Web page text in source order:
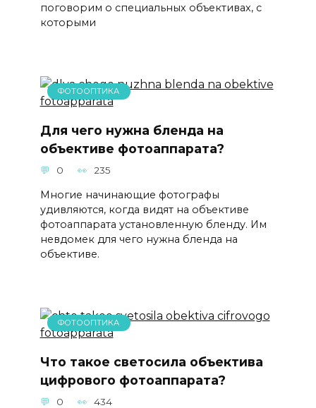
поговорим о специальных объективах, с
которыми
ФОТООПТИКА
Для чего нужна бленда на
объективе фотоаппарата?
0 235
Многие начинающие фотографы
удивляются, когда видят на объективе
фотоаппарата установленную бленду. Им
невдомек для чего нужна бленда на
объективе.
ФОТООПТИКА
Что такое светосила объектива
цифрового фотоаппарата?
0 434